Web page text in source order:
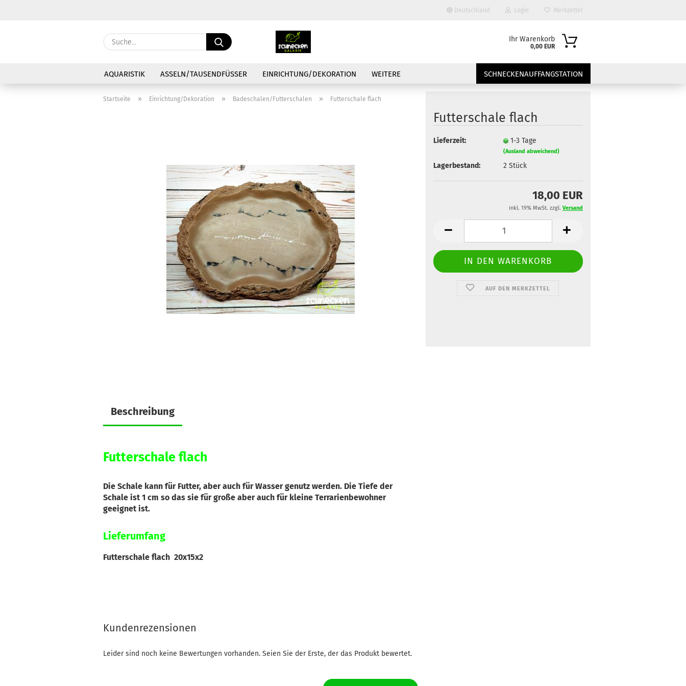
Deutschland Login
Passwort vergessen?
Merkzettel
Suche... Ihr Warenkorb
0,00 EUR
AQUARISTIK ASSELN/TAUSENDFÜSSER EINRICHTUNG/DEKORATION SCHNECKENAUFFANGSTATION
WEITERE
Startseite » Einrichtung/Dekoration » Badeschalen/Futterschalen » Futterschale flach
Futterschale flach
Lieferzeit: 1-3 Tage
(Ausland abweichend)
Lagerbestand: 2 Stück
18,00 EUR
inkl. 19% MwSt. zzgl. Versand
AUF DEN MERKZETTEL
Beschreibung
Futterschale flach
Die Schale kann für Futter, aber auch für Wasser genutz werden. Die Tiefe der
Schale ist 1 cm so das sie für große aber auch für kleine Terrarienbewohner
geeignet ist.
Lieferumfang
Futterschale flach 20x15x2
Kundenrezensionen
Leider sind noch keine Bewertungen vorhanden. Seien Sie der Erste, der das Produkt bewertet.